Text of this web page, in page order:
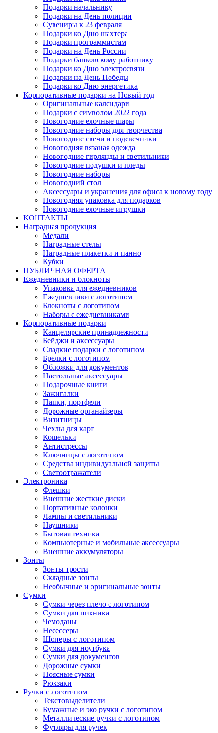
Подарки начальнику
Подарки на День полиции
Сувениры к 23 февраля
Подарки ко Дню шахтера
Подарки программистам
Подарки на День России
Подарки банковскому работнику
Подарки ко Дню электросвязи
Подарки на День Победы
Подарки ко Дню энергетика
Корпоративные подарки на Новый год
Оригинальные календари
Подарки с символом 2022 года
Новогодние елочные шары
Новогодние наборы для творчества
Новогодние свечи и подсвечники
Новогодняя вязаная одежда
Новогодние гирлянды и светильники
Новогодние подушки и пледы
Новогодние наборы
Новогодний стол
Аксессуары и украшения для офиса к новому году
Новогодняя упаковка для подарков
Новогодние елочные игрушки
КОНТАКТЫ
Наградная продукция
Медали
Наградные стелы
Наградные плакетки и панно
Кубки
ПУБЛИЧНАЯ ОФЕРТА
Ежедневники и блокноты
Упаковка для ежедневников
Ежедневники с логотипом
Блокноты с логотипом
Наборы с ежедневниками
Корпоративные подарки
Канцелярские принадлежности
Бейджи и аксессуары
Сладкие подарки с логотипом
Брелки с логотипом
Обложки для документов
Настольные аксессуары
Подарочные книги
Зажигалки
Папки, портфели
Дорожные органайзеры
Визитницы
Чехлы для карт
Кошельки
Антистрессы
Ключницы с логотипом
Средства индивидуальной защиты
Светоотражатели
Электроника
Флешки
Внешние жесткие диски
Портативные колонки
Лампы и светильники
Наушники
Бытовая техника
Компьютерные и мобильные аксессуары
Внешние аккумуляторы
Зонты
Зонты трости
Складные зонты
Необычные и оригинальные зонты
Сумки
Сумки через плечо с логотипом
Сумки для пикника
Чемоданы
Несессеры
Шоперы с логотипом
Сумки для ноутбука
Сумки для документов
Дорожные сумки
Поясные сумки
Рюкзаки
Ручки с логотипом
Текстовыделители
Бумажные и эко ручки с логотипом
Металлические ручки с логотипом
Футляры для ручек